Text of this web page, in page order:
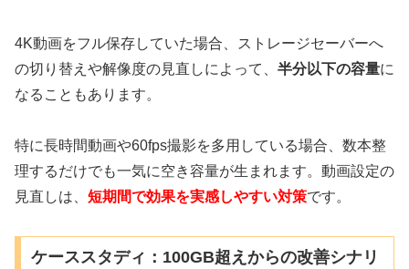
4K動画をフル保存していた場合、ストレージセーバーへ
の切り替えや解像度の見直しによって、 半分以下の容量に
なることもあります。
特に長時間動画や60fps撮影を多用している場合、数本整
理するだけでも一気に空き容量が生まれます。動画設定の
見直しは、 短期間で効果を実感しやすい対策です。
ケーススタディ：100GB超えからの改善シナリ